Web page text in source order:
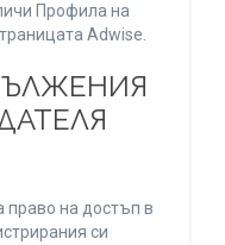
Профила на
Adwise.
право на достъп в
си